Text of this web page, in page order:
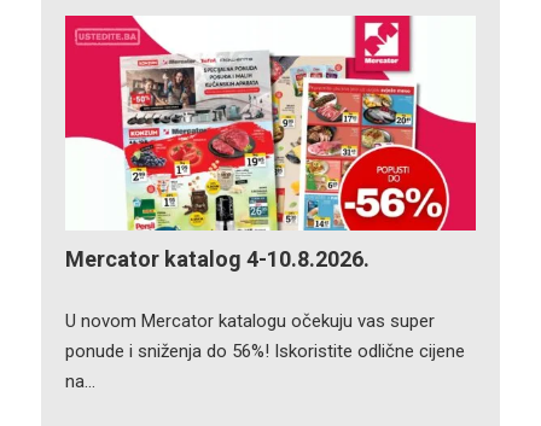
Mercator katalog 4-10.8.2026.
U novom Mercator katalogu očekuju vas super
ponude i sniženja do 56%! Iskoristite odlične cijene
na…